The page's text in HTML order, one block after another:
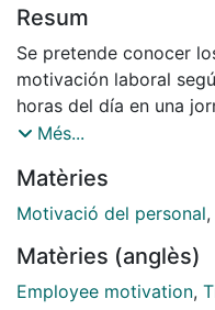
Resum
Se pretende conocer
motivación laboral
horas del día en una
Usando la técnica de
Setenta trabajadores
registros) usando tres
de consentimiento, se
sobre variables socio-
Més...
Matèries
Motivació del personal,
Matèries (anglès)
Employee motivation,